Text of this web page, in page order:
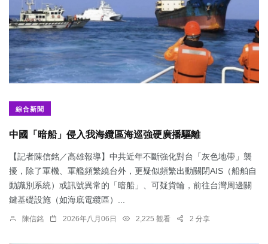
綜合新聞
中國「暗船」侵入我海纜區海巡強硬廣播驅離
【記者陳信銘／高雄報導】中共近年不斷強化對台「灰色地帶」襲
擾，除了軍機、軍艦頻繁繞台外，更疑似頻繁出動關閉AIS（船舶自
動識別系統）或訊號異常的「暗船」、可疑貨輪，前往台灣周邊關
鍵基礎設施（如海底電纜區）...
陳信銘 2026年八月06日 2,225 觀看 2 分享